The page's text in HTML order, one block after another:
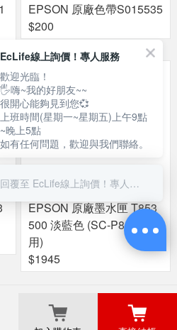
EPSON 原廠色帶S015535
$200
EPSON 原廠墨水匣 T853
500 淡藍色 (SC-P807適
用)
$1945
門市據點
EcLife線上詢價！專人服務
歡迎光臨！
🖐嗨~我的好朋友~~
很開心能夠見到您💞
上班時間(星期一~星期五)上午9點
~晚上5點
如有任何問題，歡迎與我們聯絡。
回覆至 EcLife線上詢價！專人服務